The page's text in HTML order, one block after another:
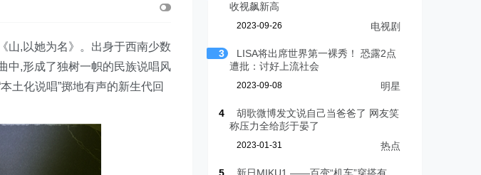
山,以她为名》。出身于西南少数
中,形成了独树一帜的民族说唱风
土化说唱”掷地有声的新生代回
收视飙新高
2023-09-26 电视剧
3
LISA将出席世界第一裸秀！ 恐露2点
遭批：讨好上流社会
2023-09-08 明星
4
胡歌微博发文说自己当爸爸了 网友笑
称压力全给彭于晏了
2023-01-31 热点